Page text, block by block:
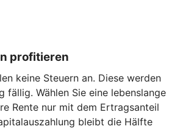
profitieren
keine Steuern an. Diese werden
fällig. Wählen Sie eine lebenslange
Rente nur mit dem Ertragsanteil
bleibt die Hälfte